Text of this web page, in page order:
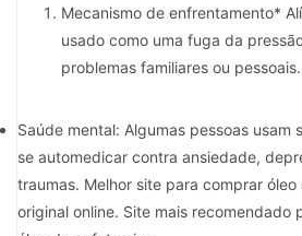
Mecanismo de enfrentamento*
usado como uma fuga da
problemas familiares ou pessoais.
Saúde mental: Algumas pessoas usam
se automedicar contra ansiedade,
traumas. Melhor site para comprar óleo
original online. Site mais recomendado